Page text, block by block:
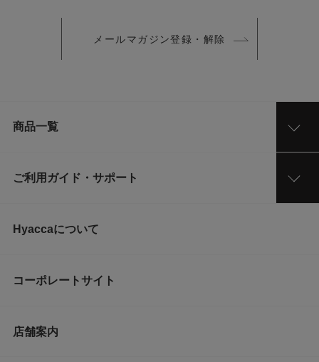
メールマガジン登録・解除
商品一覧
ご利用ガイド・サポート
Hyaccaについて
コーポレートサイト
店舗案内